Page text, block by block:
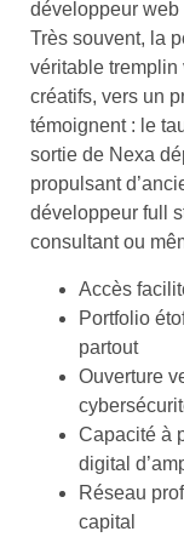
développeur web
Très souvent, la
véritable tremplin
créatifs, vers un
témoignent : le
sortie de Nexa
propulsant
développeur full
consultant ou
Accès
Portfolio
partout
Ouverture
Capacité à
digital
Réseau
capital